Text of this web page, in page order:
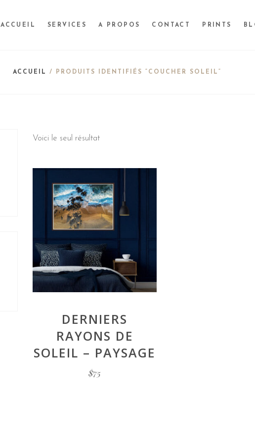
ACCUEIL SERVICES A PROPOS CONTACT PRINTS
ACCUEIL / PRODUITS IDENTIFIÉS “COUCHER SOLEIL”
Voici le seul résultat
DERNIERS
RAYONS DE
SOLEIL – PAYSAGE
$75